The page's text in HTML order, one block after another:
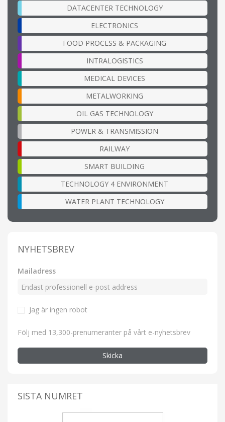
DATACENTER TECHNOLOGY
ELECTRONICS
FOOD PROCESS & PACKAGING
INTRALOGISTICS
MEDICAL DEVICES
METALWORKING
OIL GAS TECHNOLOGY
POWER & TRANSMISSION
RAILWAY
SMART BUILDING
TECHNOLOGY 4 ENVIRONMENT
WATER PLANT TECHNOLOGY
NYHETSBREV
Mailadress
Jag är ingen robot
Följ med 13,300-prenumeranter på vårt e-nyhetsbrev
Skicka
SISTA NUMRET